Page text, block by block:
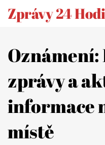
Zprávy 24
zprávy a
informace
místě